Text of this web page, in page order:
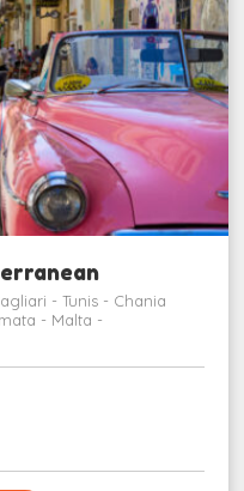
- Tunis - Chania
- Malta -